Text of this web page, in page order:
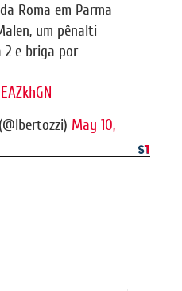
Roma em Parma
um pênalti
2 e briga por
May 10,